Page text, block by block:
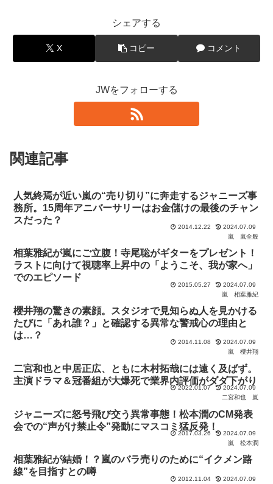
シェアする
X コピー コメント
JWをフォローする
関連記事
人気終焉が近い嵐の“売り切り”に奔走するジャニーズ事
務所。15周年アニバーサリーはお金儲けの最後のチャン
スだった？
2014.12.22
2024.07.09
嵐
嵐全般
相葉雅紀が嵐にご立腹！寺尾聡がギターをプレゼント！
ラストに向けて視聴率上昇中の「ようこそ、我が家へ」
でのエピソード
2015.05.27
2024.07.09
嵐
相葉雅紀
櫻井翔の驚きの素顔。スタジオで見知らぬ人を見かける
たびに「あれ誰？」と確認する異常な警戒心の理由と
は…？
2014.11.08
2024.07.09
嵐
櫻井翔
二宮和也と中居正広、ともに木村拓哉には遠く及ばず。
主演ドラマ＆冠番組が大爆死で業界内評価がダダ下がり
2022.01.07
2024.07.09
二宮和也
嵐
ジャニーズに怒号飛び交う異常事態！松本潤のCM発表
会での“声がけ禁止令”発動にマスコミ猛反発！
2017.03.26
2024.07.09
嵐
松本潤
相葉雅紀が結婚！？嵐のバラ売りのために“イクメン路
線”を目指すとの噂
2012.11.04
2024.07.09